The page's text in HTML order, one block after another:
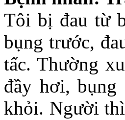
Tôi bị đau từ
bụng trước,
tấc. Thường
đầy hơi, bụng
khỏi. Người